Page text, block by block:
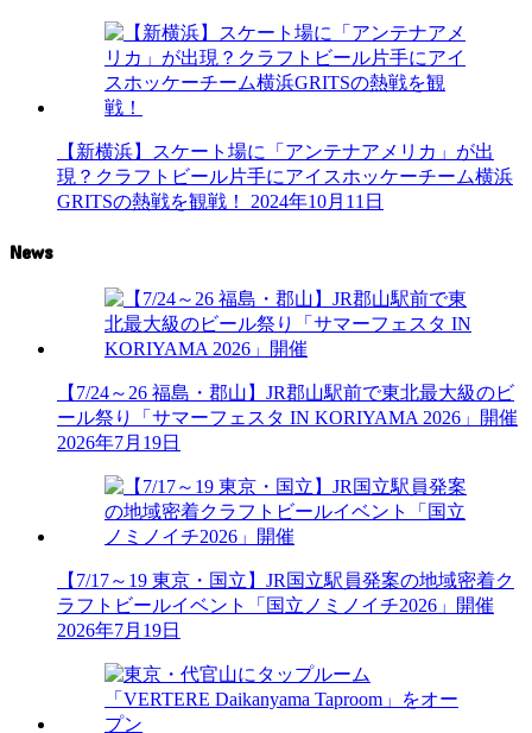
【新横浜】スケート場に「アンテナアメリカ」が出
現？クラフトビール片手にアイスホッケーチーム横浜
GRITSの熱戦を観戦！
2024年10月11日
News
【7/24～26 福島・郡山】JR郡山駅前で東北最大級のビ
ール祭り「サマーフェスタ IN KORIYAMA 2026」開催
2026年7月19日
【7/17～19 東京・国立】JR国立駅員発案の地域密着ク
ラフトビールイベント「国立ノミノイチ2026」開催
2026年7月19日